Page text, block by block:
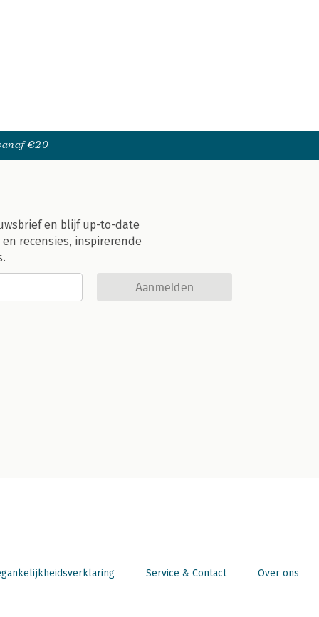
€20
en blijf up-to-date
recensies, inspirerende
Aanmelden
Service & Contact Over ons